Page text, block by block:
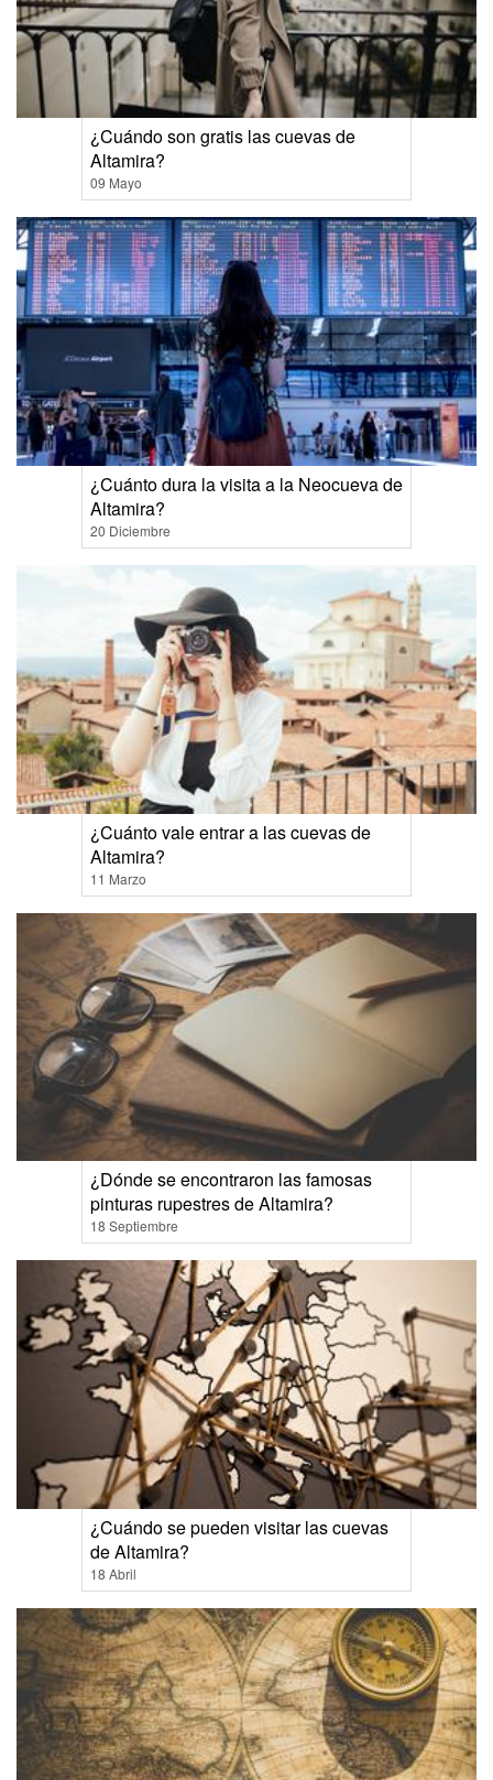
¿Cuándo son gratis las cuevas de
Altamira?
09 Mayo
¿Cuánto dura la visita a la Neocueva de
Altamira?
20 Diciembre
¿Cuánto vale entrar a las cuevas de
Altamira?
11 Marzo
¿Dónde se encontraron las famosas
pinturas rupestres de Altamira?
18 Septiembre
¿Cuándo se pueden visitar las cuevas
de Altamira?
18 Abril